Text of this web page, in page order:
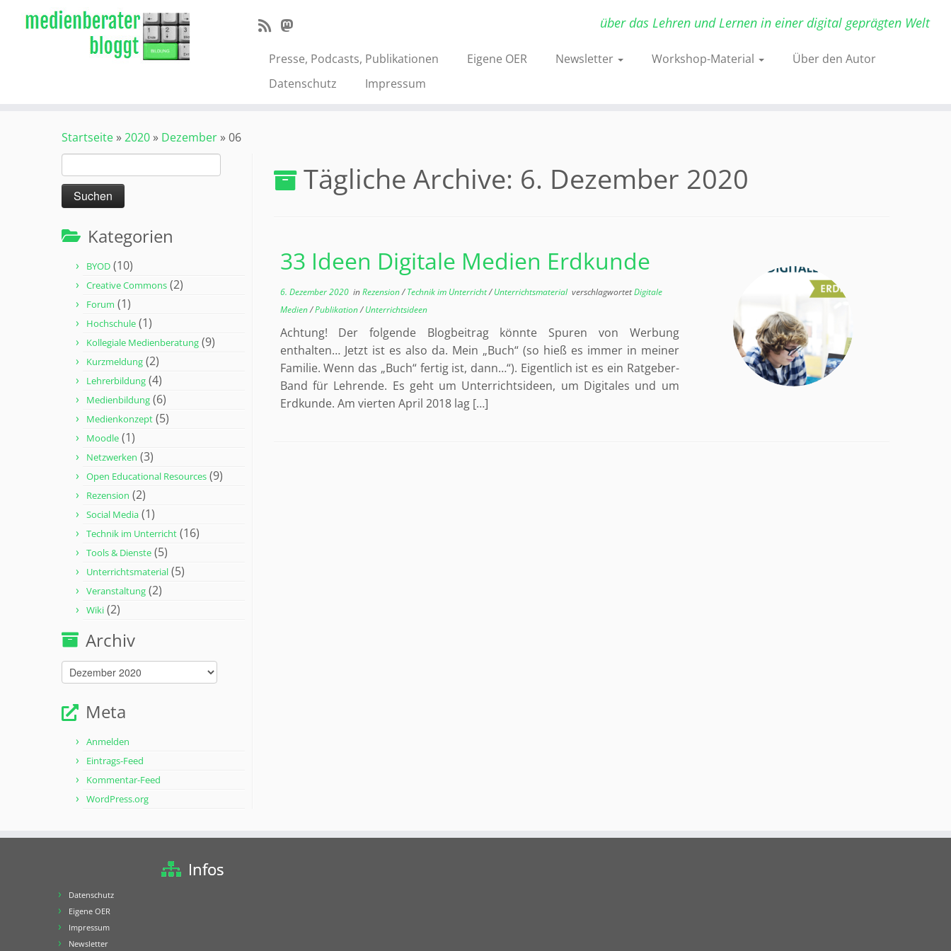
Inhalt
über das Lehren und Lernen in einer digital geprägten Welt
Presse, Podcasts, Publikationen Eigene OER Newsletter Workshop-Material
Über den Autor
Datenschutz
Impressum
Startseite»2020» Dezember»06
Suchen
nach:
Kategorien
BYOD (10)
Creative Commons (2)
Forum (1)
Hochschule (1)
Kollegiale Medienberatung (9)
Kurzmeldung (2)
Lehrerbildung (4)
Medienbildung (6)
Medienkonzept (5)
Moodle (1)
Netzwerken (3)
Open Educational Resources (9)
Rezension (2)
Social Media (1)
Technik im Unterricht (16)
Tools & Dienste (5)
Unterrichtsmaterial (5)
Veranstaltung (2)
Wiki (2)
Archiv
Archiv
Meta
Anmelden
Eintrags-Feed
Kommentar-Feed
WordPress.org
Tägliche Archive: 6. Dezember 2020
33 Ideen Digitale Medien Erdkunde
6. Dezember 2020inRezension/Technik im Unterricht/Unterrichtsmaterial verschlagwortetDigitale
Medien/Publikation/Unterrichtsideen
Achtung! Der folgende Blogbeitrag könnte Spuren von Werbung
enthalten… Jetzt ist es also da. Mein „Buch“ (so hieß es immer in meiner
Familie. Wenn das „Buch“ fertig ist, dann…“). Eigentlich ist es ein Ratgeber-
Band für Lehrende. Es geht um Unterrichtsideen, um Digitales und um
Erdkunde. Am vierten April 2018 lag […]
Infos
Datenschutz
Eigene OER
Impressum
Newsletter